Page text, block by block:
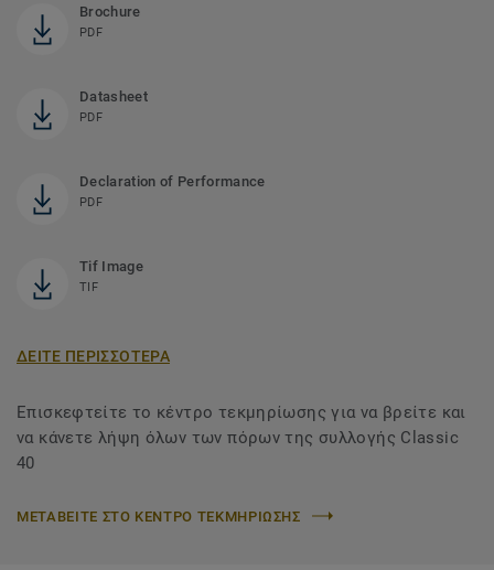
Brochure
PDF
Datasheet
PDF
Declaration of Performance
PDF
Tif Image
TIF
ΔΕΙΤΕ ΠΕΡΙΣΣΟΤΕΡΑ
Επισκεφτείτε το κέντρο τεκμηρίωσης για να βρείτε και
να κάνετε λήψη όλων των πόρων της συλλογής Classic
40
ΜΕΤΑΒΕΙΤΕ ΣΤΟ ΚΕΝΤΡΟ ΤΕΚΜΗΡΙΩΣΗΣ